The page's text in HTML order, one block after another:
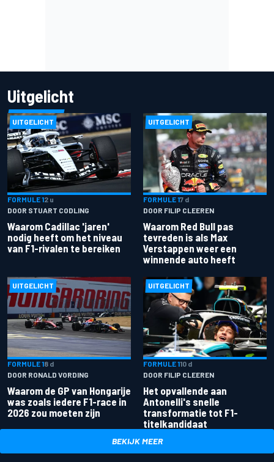
Uitgelicht
UITGELICHT
FORMULE 12 u
DOOR STUART CODLING
Waarom Cadillac 'jaren'
nodig heeft om het niveau
van F1-rivalen te bereiken
UITGELICHT
FORMULE 17 d
DOOR FILIP CLEEREN
Waarom Red Bull pas
tevreden is als Max
Verstappen weer een
winnende auto heeft
UITGELICHT
FORMULE 18 d
DOOR RONALD VORDING
Waarom de GP van Hongarije
was zoals iedere F1-race in
2026 zou moeten zijn
UITGELICHT
FORMULE 110 d
DOOR FILIP CLEEREN
Het opvallende aan
Antonelli's snelle
transformatie tot F1-
titelkandidaat
BEKIJK MEER